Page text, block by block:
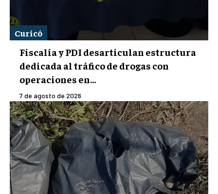
Curicó
Fiscalía y PDI desarticulan estructura
dedicada al tráfico de drogas con
operaciones en...
7 de agosto de 2026